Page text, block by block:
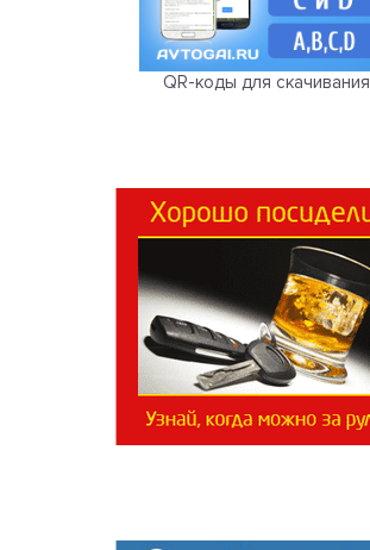
QR-коды для скачивания